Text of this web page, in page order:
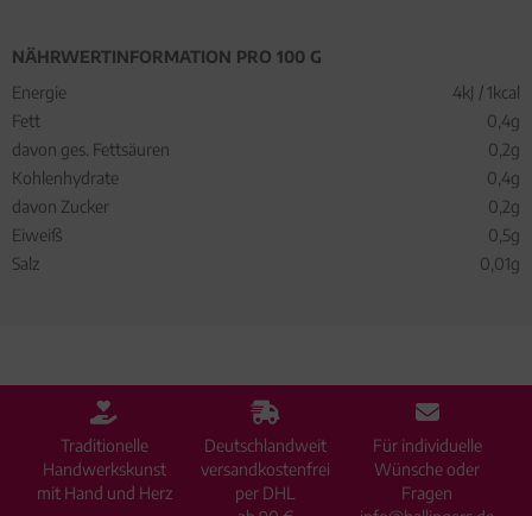
NÄHRWERTINFORMATION PRO 100 G
Energie
4kJ / 1kcal
Fett
0,4g
davon ges. Fettsäuren
0,2g
Kohlenhydrate
0,4g
davon Zucker
0,2g
Eiweiß
0,5g
Salz
0,01g
Traditionelle
Handwerkskunst
mit Hand und Herz
Deutschlandweit
versandkostenfrei
per DHL
Für individuelle
Wünsche oder
Fragen